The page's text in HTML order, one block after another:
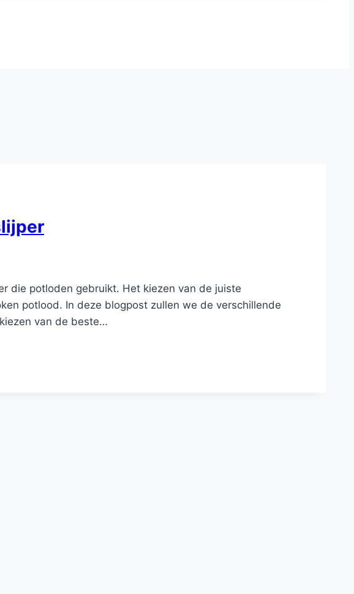
die potloden gebruikt. Het kiezen van de juiste
potlood. In deze blogpost zullen we de verschillende
van de beste…